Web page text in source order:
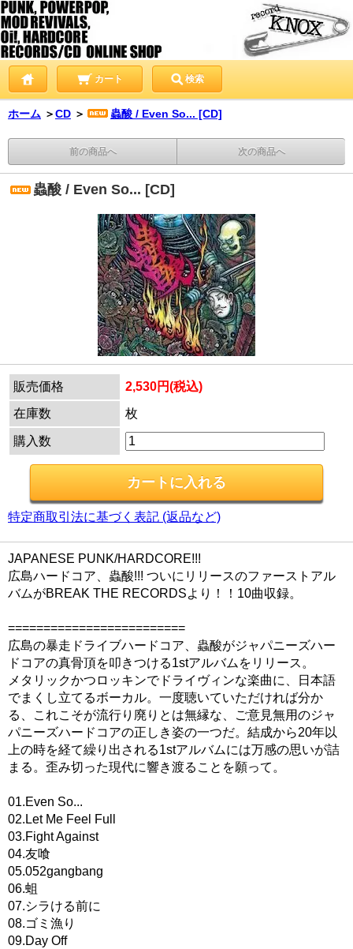
カート 検索
ホーム ＞CD ＞ 蟲酸 / Even So... [CD]
前の商品へ 次の商品へ
蟲酸 / Even So... [CD]
販売価格
2,530円(税込)
在庫数
枚
購入数
特定商取引法に基づく表記 (返品など)
JAPANESE PUNK/HARDCORE!!!
広島ハードコア、蟲酸!!! ついにリリースのファーストアル
バムがBREAK THE RECORDSより！！10曲収録。
=========================
広島の暴走ドライブハードコア、蟲酸がジャパニーズハー
ドコアの真骨頂を叩きつける1stアルバムをリリース。
メタリックかつロッキンでドライヴィンな楽曲に、日本語
でまくし立てるボーカル。一度聴いていただければ分か
る、これこそが流行り廃りとは無縁な、ご意見無用のジャ
パニーズハードコアの正しき姿の一つだ。結成から20年以
上の時を経て繰り出される1stアルバムには万感の思いが詰
まる。歪み切った現代に響き渡ることを願って。
01.Even So...
02.Let Me Feel Full
03.Fight Against
04.友喰
05.052gangbang
06.蛆
07.シラける前に
08.ゴミ漁り
09.Day Off